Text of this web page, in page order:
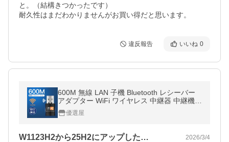
と。（結構きつかったです）
耐久性はまだわかりませんがお買い得だと思います。
違反報告 いいね 0
600M 無線 LAN 子機 Bluetooth レシーバー
アダプター WiFi ワイヤレス 中継器 中継機
小型 高速 デュアルバンド 600Mps アダプタ
優選屋
W1123H2から25H2にアップした… 2026/3/4